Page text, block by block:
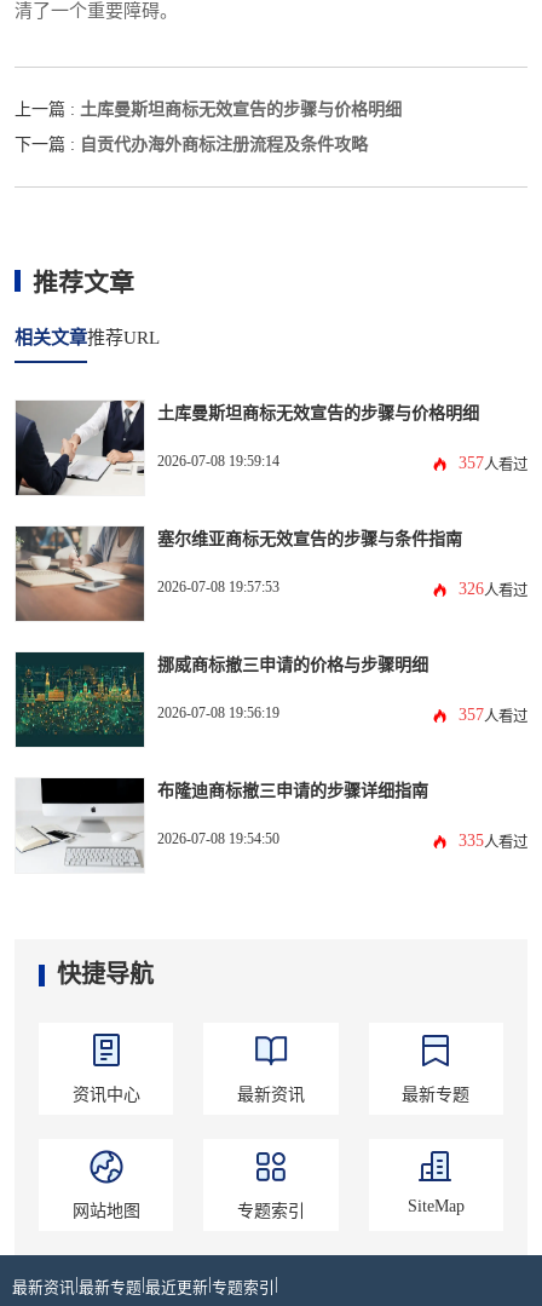
清了一个重要障碍。
上一篇 : 土库曼斯坦商标无效宣告的步骤与价格明细
下一篇 : 自贡代办海外商标注册流程及条件攻略
推荐文章
相关文章推荐URL
土库曼斯坦商标无效宣告的步骤与价格明细
2026-07-08 19:59:14 357人看过
塞尔维亚商标无效宣告的步骤与条件指南
2026-07-08 19:57:53 326人看过
挪威商标撤三申请的价格与步骤明细
2026-07-08 19:56:19 357人看过
布隆迪商标撤三申请的步骤详细指南
2026-07-08 19:54:50 335人看过
快捷导航
资讯中心 最新资讯 最新专题
网站地图 专题索引 SiteMap
最新资讯 最新专题 最近更新 专题索引